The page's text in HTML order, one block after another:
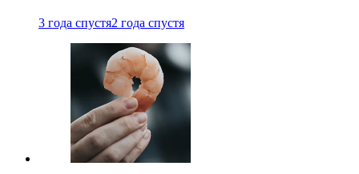
3 года спустя2 года спустя